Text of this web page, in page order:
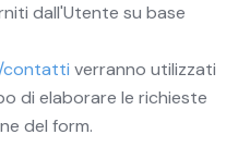
dall'Utente su base
contatti verranno utilizzati
di elaborare le richieste
del form.